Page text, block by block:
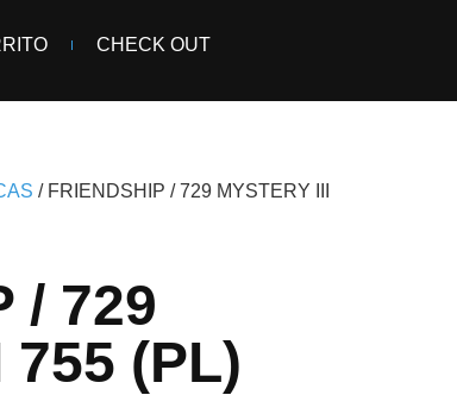
CHECK OUT
/ FRIENDSHIP / 729 MYSTERY III
/ 729
755 (PL)